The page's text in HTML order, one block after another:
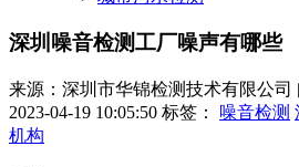
深圳噪音检测工厂噪声有哪些
来源：深圳市华锦检测技术有限公司
2023-04-19 10:05:50 标签： 噪音检测
机构